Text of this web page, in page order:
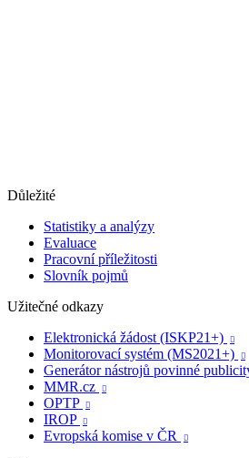
Důležité
Statistiky a analýzy
Evaluace
Pracovní příležitosti
Slovník pojmů
Užitečné odkazy
Elektronická žádost (ISKP21+)

Monitorovací systém (MS2021+) 
Generátor nástrojů povinné
MMR.cz 
OPTP 
IROP 
Evropská komise v ČR 